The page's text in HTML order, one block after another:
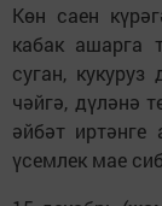
Көн саен
кабак ашарга
суган,
чәйгә, дүләнә
әйбәт
үсемлек мае